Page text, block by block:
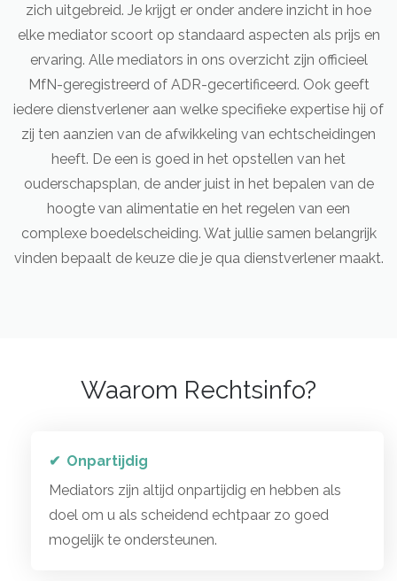
zich uitgebreid. Je krijgt er onder andere inzicht in hoe
elke mediator scoort op standaard aspecten als prijs en
ervaring. Alle mediators in ons overzicht zijn officieel
MfN-geregistreerd of ADR-gecertificeerd. Ook geeft
iedere dienstverlener aan welke specifieke expertise hij of
zij ten aanzien van de afwikkeling van echtscheidingen
heeft. De een is goed in het opstellen van het
ouderschapsplan, de ander juist in het bepalen van de
hoogte van alimentatie en het regelen van een
complexe boedelscheiding. Wat jullie samen belangrijk
vinden bepaalt de keuze die je qua dienstverlener maakt.
Waarom Rechtsinfo?
Onpartijdig
Mediators zijn altijd onpartijdig en hebben als
doel om u als scheidend echtpaar zo goed
mogelijk te ondersteunen.